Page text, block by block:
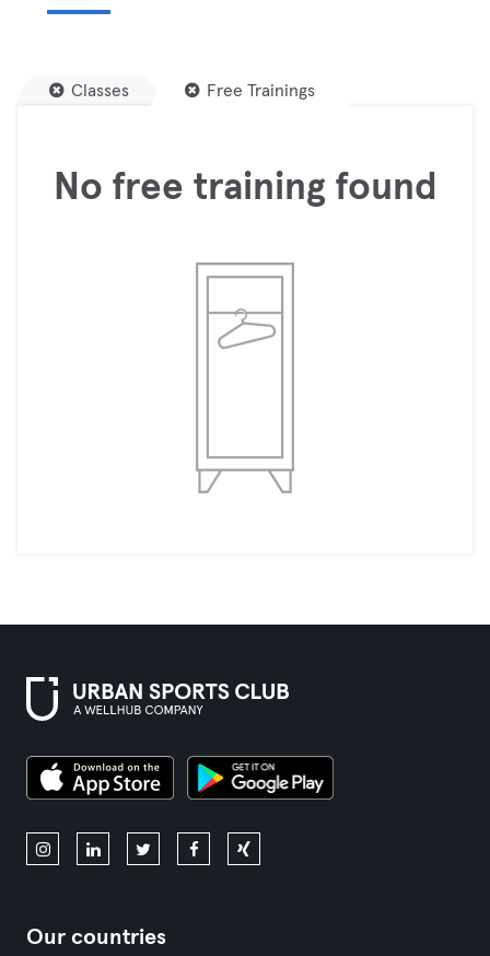
Classes Free Trainings
No free training found
Our countries